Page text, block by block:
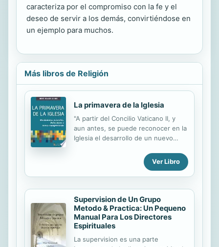
caracteriza por el compromiso con la fe y el
deseo de servir a los demás, convirtiéndose en
un ejemplo para muchos.
Más libros de Religión
La primavera de la Iglesia
"A partir del Concilio Vaticano II, y
aun antes, se puede reconocer en la
Iglesia el desarrollo de un nuevo
junto al asociacionismo tradicional
han nacido los nuevos movimientos
eclesiales. No se pueden ignorar los
esta dimensión en el monaquismo,
las órdenes mendicantes, las
cofradías y terceras órdenes, las
fraternidades y pías uniones, las
congregaciones e institutos
Ver Libro
Supervision de Un Grupo
Metodo & Practica: Un Pequeno
Manual Para Los Directores
Espirituales
La supervision es una parte